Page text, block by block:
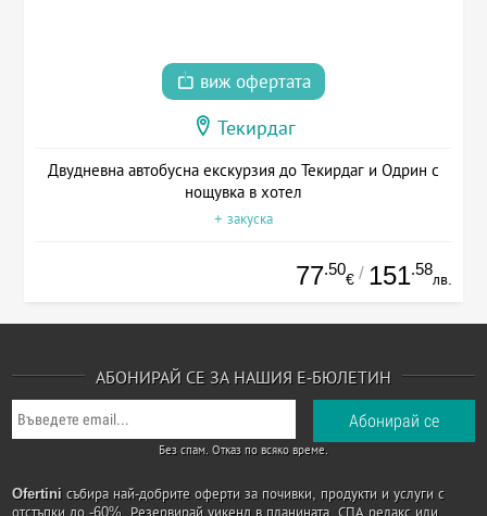
виж офертата
Текирдаг
Двудневна автобусна екскурзия до Текирдаг и Одрин с
нощувка в хотел
+ закуска
77.50
€ / 151.58
лв.
АБОНИРАЙ СЕ ЗА НАШИЯ Е-БЮЛЕТИН
Без спам. Отказ по всяко време.
Ofertini събира най-добрите оферти за почивки, продукти и услуги с
отстъпки до -60%. Резервирай уикенд в планината, СПА релакс или